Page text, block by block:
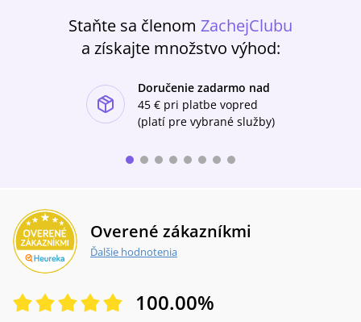
Staňte sa členom ZachejClubu
a získajte množstvo výhod:
Doručenie zadarmo nad
45 € pri platbe vopred
(platí pre vybrané služby)
Overené zákazníkmi
Ďalšie hodnotenia
100.00%